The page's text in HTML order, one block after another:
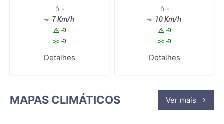
-
7 Km/h
Detalhes
-
10 Km/h
Detalhes
MAPAS CLIMÁTICOS Ver mais